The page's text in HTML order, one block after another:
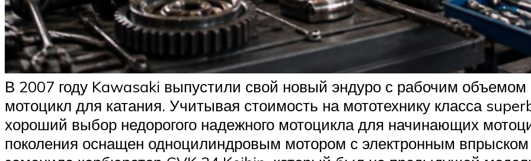
В 2007 году Kawasaki выпустили свой новый эндуро с рабочим
мотоцикл для катания. Учитывая стоимость на мототехнику класса
хороший выбор недорогого надежного мотоцикла для начинающих
поколения оснащен одноцилиндровым мотором с электронным